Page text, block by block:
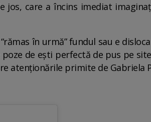
care a încins imediat
în urmă” fundul sau e
de ești perfectă de pus pe
atenționările primite de Gabriela